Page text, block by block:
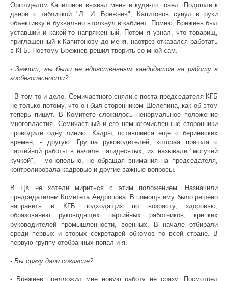
Орготделом Капитонов вызвал меня и куда-то повел. Подошли к
двери с табличкой "Л. И. Брежнев", Капитонов сунул в руки
объективку и буквально втолкнул в кабинет. Помню, Брежнев был
уставший и какой-то напряженный. Потом я узнал, что товарищ,
приглашенный к Капитонову до меня, наотрез отказался работать
в КГБ. Поэтому Брежнев решил творить со мной сам.
- Значит, вы были не единственным кандидатом на работу в
госбезопасности?
- В том-то и дело. Семичастного сняли с поста председателя КГБ
не только потому, что он был сторонником Шелепина, как об этом
теперь пишут. В Комитете сложилось ненормальное положение
многовластия. Семичастный и его немногочисленные сторонники
проводили одну линию. Кадры, оставшиеся еще с бериевских
времен, - другую. Группа руководителей, которая пришла с
партийной работы в начале пятидесятых, их называли "могучей
кучкой", - монопольно, не обращая внимания на председателя,
контролировала кадровые и другие важные вопросы.
В ЦК не хотели мириться с этим положением. Назначили
председателем Комитета Андропова. В помощь ему было решено
направить в КГБ подходящих по возрасту, здоровью,
образованию руководящих партийных работников, крепких
руководителей промышленности, военных. В начале отбирали
среди первых и вторых секретарей обкомов по всей стране. В
первую группу отобранных попал и я.
- Вы сразу дали согласие?
- Брежнев предложил мне новую работу не сразу. Посмотрел